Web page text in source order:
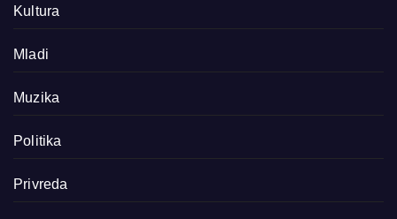
Kultura
Mladi
Muzika
Politika
Privreda